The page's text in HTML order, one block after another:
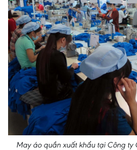
May áo quần xuất khẩu tại Công ty